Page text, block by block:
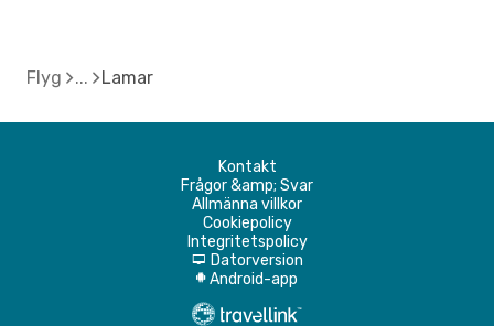
Flyg Lamar
Kontakt
Frågor &amp; Svar
Allmänna villkor
Cookiepolicy
Integritetspolicy
d Datorversion
A Android-app